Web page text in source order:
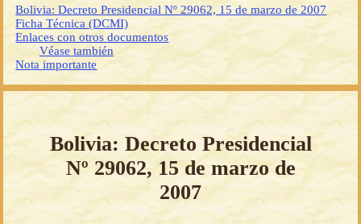
Bolivia: Decreto Presidencial Nº 29062, 15 de marzo de 2007
Ficha Técnica (DCMI)
Enlaces con otros documentos
Véase también
Nota importante
Bolivia: Decreto Presidencial
Nº 29062, 15 de marzo de
2007